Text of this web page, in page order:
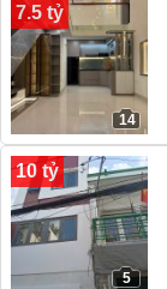
7.5 tỷ
14
10 tỷ
5